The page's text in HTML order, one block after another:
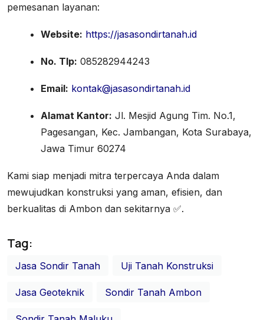
pemesanan layanan:
Website: https://jasasondirtanah.id
No. Tlp: 085282944243
Email: kontak@jasasondirtanah.id
Alamat Kantor: Jl. Mesjid Agung Tim. No.1,
Pagesangan, Kec. Jambangan, Kota Surabaya,
Jawa Timur 60274
Kami siap menjadi mitra terpercaya Anda dalam
mewujudkan konstruksi yang aman, efisien, dan
berkualitas di Ambon dan sekitarnya ✅.
Tag:
Jasa Sondir Tanah Uji Tanah Konstruksi
Jasa Geoteknik Sondir Tanah Ambon